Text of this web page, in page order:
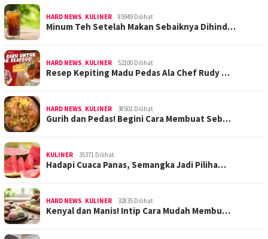
HARD NEWS KULINER 85949 Dilihat
Minum Teh Setelah Makan Sebaiknya Dihind…
HARD NEWS KULINER 52100 Dilihat
Resep Kepiting Madu Pedas Ala Chef Rudy …
HARD NEWS KULINER 38501 Dilihat
Gurih dan Pedas! Begini Cara Membuat Seb…
KULINER 35371 Dilihat
Hadapi Cuaca Panas, Semangka Jadi Piliha…
HARD NEWS KULINER 32835 Dilihat
Kenyal dan Manis! Intip Cara Mudah Membu…